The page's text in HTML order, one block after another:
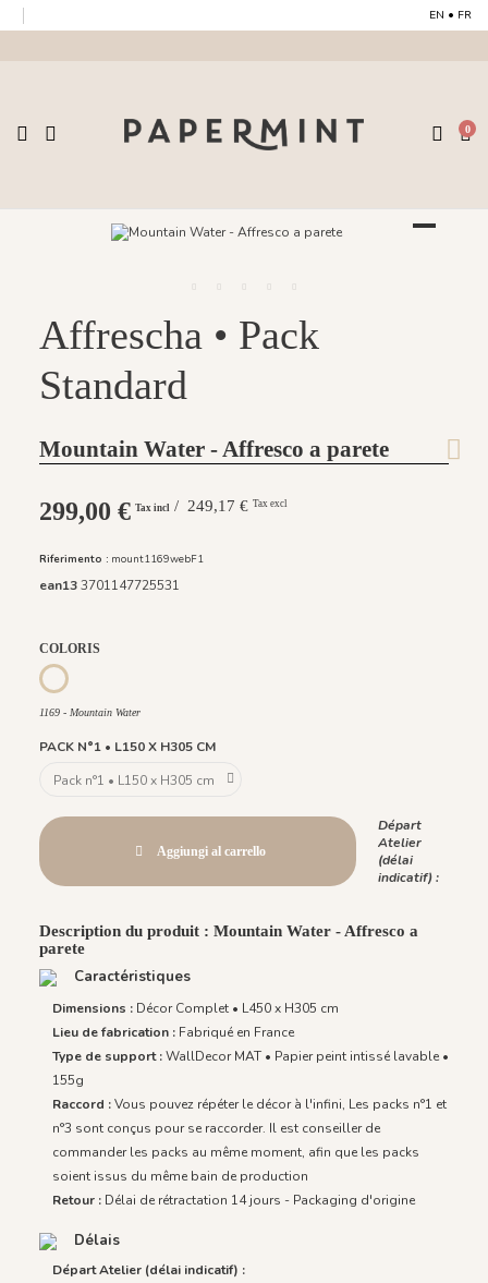
EN • FR
0
Affrescha • Pack
Standard
Mountain Water - Affresco a parete
299,00 € Tax incl / 249,17 € Tax excl
Riferimento : mount1169webF1
ean133701147725531
COLORIS
1169 - Mountain Water
1169 - Mountain Water
PACK N°1 • L150 X H305 CM
Aggiungi al carrello
Départ
Atelier
(délai
indicatif) :
Description du produit : Mountain Water - Affresco a
parete
Caractéristiques
Dimensions : Décor Complet • L450 x H305 cm
Lieu de fabrication : Fabriqué en France
Type de support :WallDecor MAT • Papier peint intissé lavable •
155g
Raccord :Vous pouvez répéter le décor à l'infini, Les packs n°1 et
n°3 sont conçus pour se raccorder. Il est conseiller de
commander les packs au même moment, afin que les packs
soient issus du même bain de production
Retour : Délai de rétractation 14 jours - Packaging d'origine
Délais
Départ Atelier (délai indicatif) :